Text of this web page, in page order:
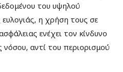
του υψηλού
η χρήση τους σε
ενέχει τον κίνδυνο
αντί του περιορισμού